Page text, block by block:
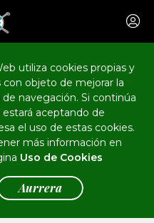
utiliza cookies propias y
con objeto de mejorar la
de navegación. Si continúa
aceptando de
el uso de estas cookies.
más información en
Uso de Cookies
Aurrera
ver el evento.